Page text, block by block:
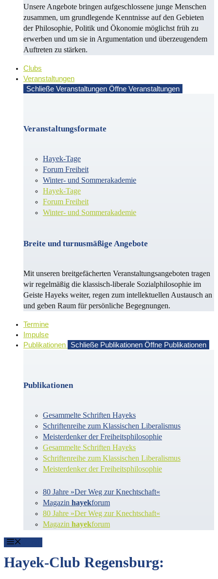
Unsere Angebote bringen aufgeschlossene junge Menschen
zusammen, um grundlegende Kenntnisse auf den Gebieten
der Philosophie, Politik und Öko­no­mie möglichst früh zu
erwerben und um sie in Argu­men­ta­tion und überzeugendem
Auf­treten zu stärken.
Clubs
Veranstaltungen
Schließe Veranstaltungen Öffne Veranstaltungen
Veranstaltungsformate
Hayek-Tage
Forum Freiheit
Winter- und Sommerakademie
Hayek-Tage
Forum Freiheit
Winter- und Sommerakademie
Breite und turnusmäßige Angebote
Mit unseren breitgefächerten Veranstaltungsangeboten tragen
wir regelmäßig die klassisch-liberale Sozialphilosophie im
Geiste Hayeks weiter, regen zum intellektuellen Austausch an
und geben Raum für persönliche Begegnungen.
Termine
Impulse
Publikationen
Schließe Publikationen Öffne Publikationen
Publikationen
Gesammelte Schriften Hayeks
Schriftenreihe zum Klassischen Liberalismus
Meisterdenker der Freiheitsphilosophie
Gesammelte Schriften Hayeks
Schriftenreihe zum Klassischen Liberalismus
Meisterdenker der Freiheitsphilosophie
80 Jahre »Der Weg zur Knechtschaft«
Magazin hayekforum
80 Jahre »Der Weg zur Knechtschaft«
Magazin hayekforum
Hayek-Club Regensburg: